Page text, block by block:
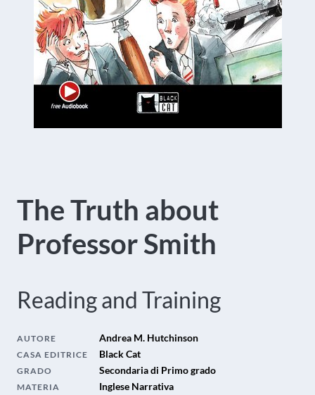
The Truth about
Professor Smith
Reading and Training
AUTORE Andrea M. Hutchinson
CASA EDITRICE Black Cat
GRADO Secondaria di Primo grado
MATERIA Inglese Narrativa